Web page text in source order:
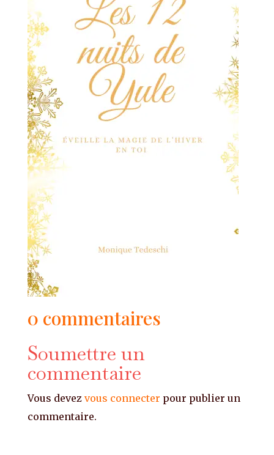
0 commentaires
Soumettre un
commentaire
Vous devez vous connecter pour publier un
commentaire.